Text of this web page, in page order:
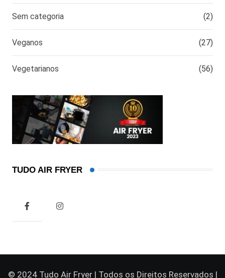
Sem categoria (2)
Veganos (27)
Vegetarianos (56)
TUDO AIR FRYER
© 2024 Tudo Air Fryer | Todos os Direitos Reservados |